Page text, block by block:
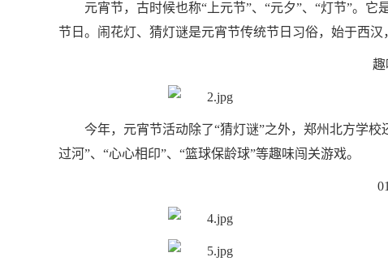
元宵节，古时候也称“上元节”、“元夕”、“灯节”。
节日。闹花灯、猜灯谜是元宵节传统节日习俗，始于西
趣
今年，元宵节活动除了“猜灯谜”之外，郑州北方学校
过河”、“心心相印”、“篮球保龄球”等趣味闯关游戏。